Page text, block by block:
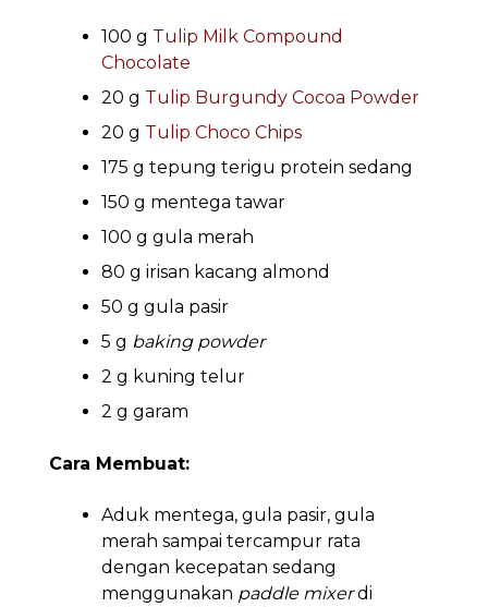
100 g Tulip Milk Compound
Chocolate
20 g Tulip Burgundy Cocoa Powder
20 g Tulip Choco Chips
175 g tepung terigu protein sedang
150 g mentega tawar
100 g gula merah
80 g irisan kacang almond
50 g gula pasir
5 g baking powder
2 g kuning telur
2 g garam
Cara Membuat:
Aduk mentega, gula pasir, gula
merah sampai tercampur rata
dengan kecepatan sedang
menggunakan paddle mixerdi